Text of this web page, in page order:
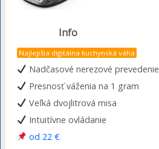
Info
Najlepšia digitálna kuchynská váha
Nadčasové nerezové prevedenie
Presnosť váženia na 1 gram
Veľká dvojlitrová misa
Intuitívne ovládanie
od 22 €